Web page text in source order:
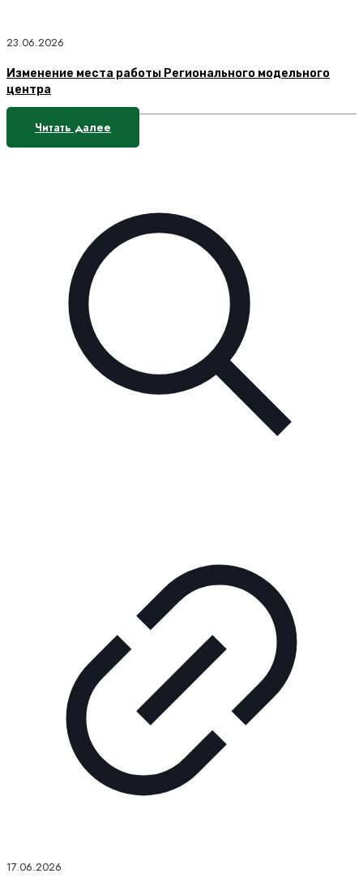
23.06.2026
Изменение места работы Регионального модельного
центра
Читать далее
17.06.2026